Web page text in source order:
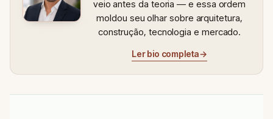
veio antes da teoria — e essa ordem
moldou seu olhar sobre arquitetura,
construção, tecnologia e mercado.
Ler bio completa→